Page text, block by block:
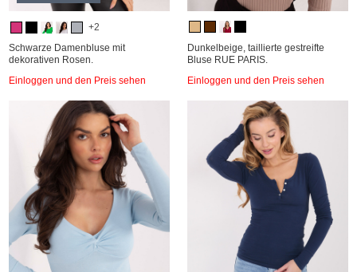
+2
Schwarze Damenbluse mit
dekorativen Rosen.
Einloggen und den Preis sehen
Dunkelbeige, taillierte gestreifte
Bluse RUE PARIS.
Einloggen und den Preis sehen